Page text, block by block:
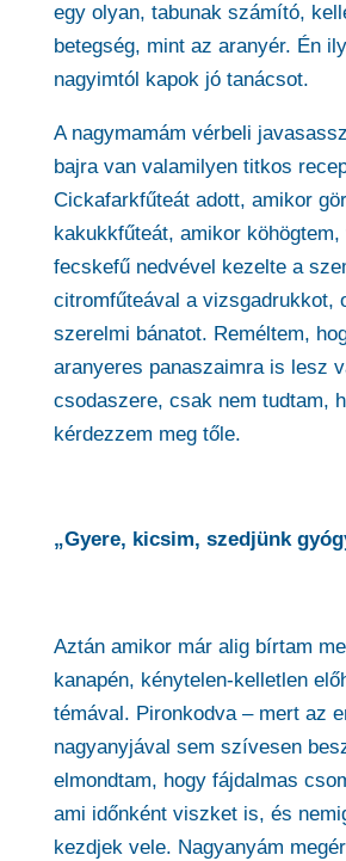
egy olyan, tabunak számító,
betegség, mint az aranyér. Én
nagyimtól kapok jó tanácsot.
A nagymamám vérbeli
bajra van valamilyen titkos
Cickafarkfűteát adott, amikor
kakukkfűteát, amikor köhögtem,
fecskefű nedvével kezelte a
citromfűteával a vizsgadrukkot,
szerelmi bánatot. Reméltem,
aranyeres panaszaimra is lesz
csodaszere, csak nem tudtam,
kérdezzem meg tőle.
„Gyere, kicsim, szedjünk
Aztán amikor már alig bírtam
kanapén, kénytelen-kelletlen
témával. Pironkodva – mert az
nagyanyjával sem szívesen
elmondtam, hogy fájdalmas
ami időnként viszket is, és
kezdjek vele. Nagyanyám